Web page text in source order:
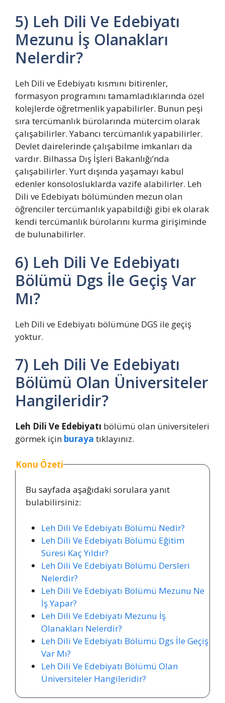
5) Leh Dili Ve Edebiyatı
Mezunu İş Olanakları
Nelerdir?
Leh Dili ve Edebiyatı kısmını bitirenler,
formasyon programını tamamladıklarında özel
kolejlerde öğretmenlik yapabilirler. Bunun peşi
sıra tercümanlık bürolarında mütercim olarak
çalışabilirler. Yabancı tercümanlık yapabilirler.
Devlet dairelerinde çalışabilme imkanları da
vardır. Bilhassa Dış İşleri Bakanlığı’nda
çalışabilirler. Yurt dışında yaşamayı kabul
edenler konsolosluklarda vazife alabilirler. Leh
Dili ve Edebiyatı bölümünden mezun olan
öğrenciler tercümanlık yapabildiği gibi ek olarak
kendi tercümanlık bürolarını kurma girişiminde
de bulunabilirler.
6) Leh Dili Ve Edebiyatı
Bölümü Dgs İle Geçiş Var
Mı?
Leh Dili ve Edebiyatı bölümüne DGS ile geçiş
yoktur.
7) Leh Dili Ve Edebiyatı
Bölümü Olan Üniversiteler
Hangileridir?
Leh Dili Ve Edebiyatı bölümü olan üniversiteleri
görmek için buraya tıklayınız.
Konu Özeti
Bu sayfada aşağıdaki sorulara yanıt
bulabilirsiniz:
Leh Dili Ve Edebiyatı Bölümü Nedir?
Leh Dili Ve Edebiyatı Bölümü Eğitim
Süresi Kaç Yıldır?
Leh Dili Ve Edebiyatı Bölümü Dersleri
Nelerdir?
Leh Dili Ve Edebiyatı Bölümü Mezunu Ne
İş Yapar?
Leh Dili Ve Edebiyatı Mezunu İş
Olanakları Nelerdir?
Leh Dili Ve Edebiyatı Bölümü Dgs İle Geçiş
Var Mı?
Leh Dili Ve Edebiyatı Bölümü Olan
Üniversiteler Hangileridir?